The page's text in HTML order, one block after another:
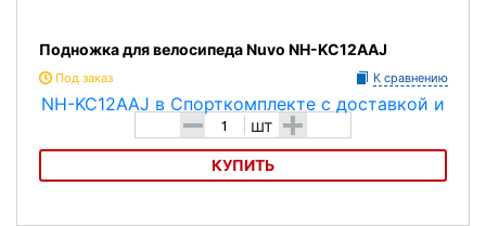
Подножка для велосипеда Nuvo NH-KC12AAJ
Под заказ К сравнению
- шт +
КУПИТЬ